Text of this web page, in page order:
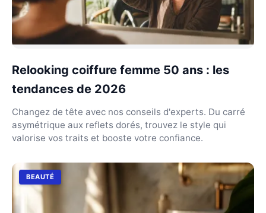
Relooking coiffure femme 50 ans : les
tendances de 2026
Changez de tête avec nos conseils d'experts. Du carré
asymétrique aux reflets dorés, trouvez le style qui
valorise vos traits et booste votre confiance.
BEAUTÉ